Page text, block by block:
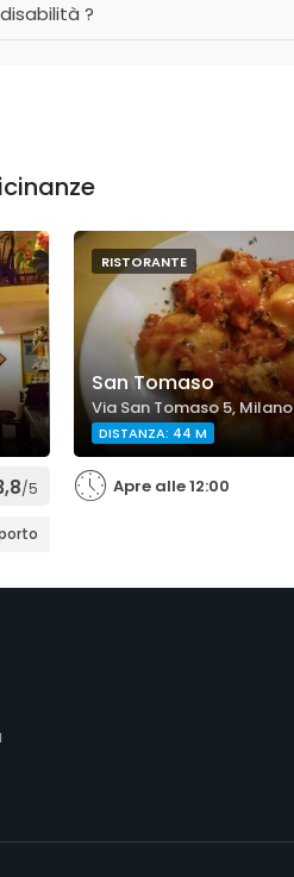
?
/5
RISTORANTE
San Tomaso
Via San Tomaso 5, Milano
DISTANZA: 44 M
Apre alle 12:00